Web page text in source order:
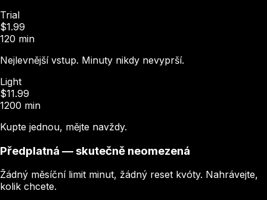
Trial
$1.99
120 min
Nejlevnější vstup. Minuty nikdy nevyprší.
Light
$11.99
1200 min
Kupte jednou, mějte navždy.
Předplatná — skutečně neomezená
Žádný měsíční limit minut, žádný reset kvóty. Nahrávejte,
kolik chcete.